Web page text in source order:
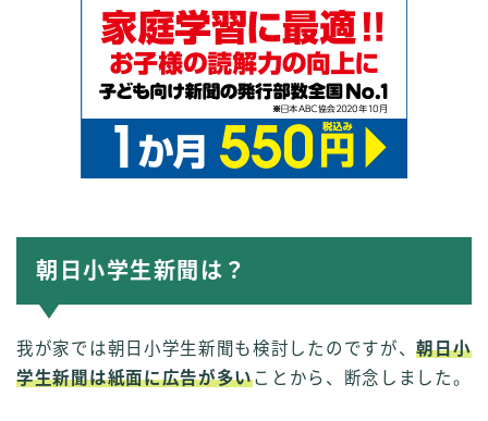
朝日小学生新聞は？
我が家では朝日小学生新聞も検討したのですが、朝日小
学生新聞は紙面に広告が多いことから、断念しました。